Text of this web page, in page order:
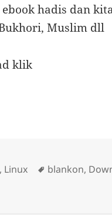
hadis dan
Muslim dll
klik
, Linux Tags
blankon,